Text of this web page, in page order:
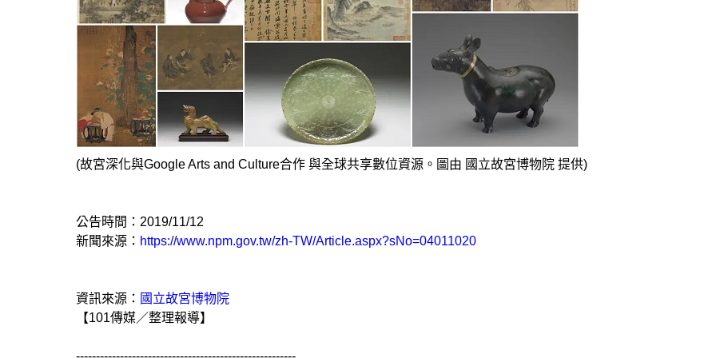
(故宮深化與Google Arts and Culture合作 與全球共享數位資源。圖由 國立故宮博物院 提供)
公告時間：2019/11/12
新聞來源： https://www.npm.gov.tw/zh-TW/Article.aspx?sNo=04011020
資訊來源： 國立故宮博物院
【101傳媒／整理報導】